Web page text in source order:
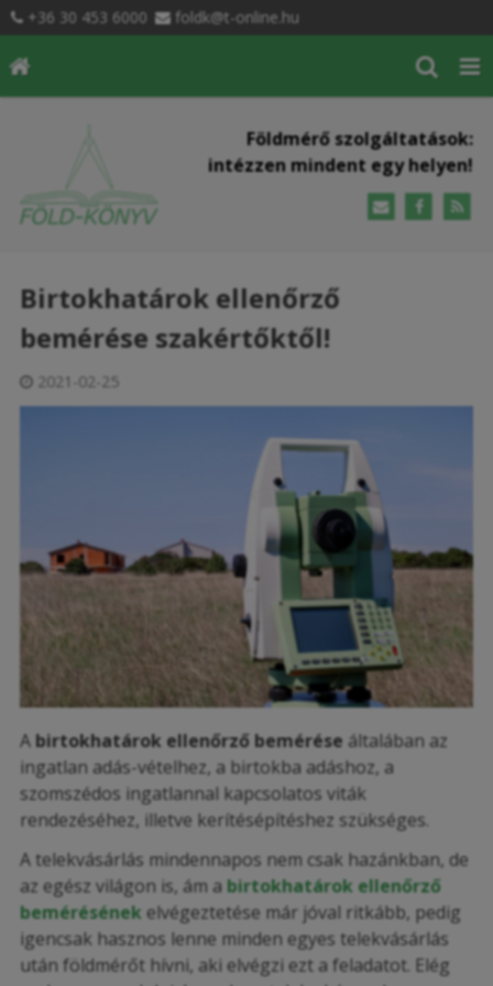
+36 30 453 6000 foldk@t-online.hu
Földmérő szolgáltatások:
intézzen mindent egy helyen!
Birtokhatárok ellenőrző
bemérése szakértőktől!
2021-02-25
Abirtokhatárok ellenőrző beméréseáltalában az
ingatlan adás-vételhez, a birtokba adáshoz, a
szomszédos ingatlannal kapcsolatos viták
rendezéséhez, illetve kerítésépítéshez szükséges.
A telekvásárlás mindennapos nem csak hazánkban, de
az egész világon is, ám abirtokhatárok ellenőrző
bemérésének elvégeztetése már jóval ritkább, pedig
igencsak hasznos lenne minden egyes telekvásárlás
után földmérőt hívni, aki elvégzi ezt a feladatot. Elég